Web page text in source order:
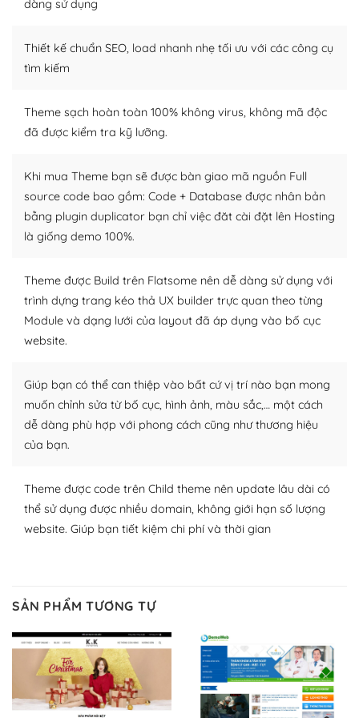
WordPress là nơi lưu trữ cho một diễn đàn cộng đồng
người cuồng tín WordPress.
Nếu bạn gặp khó khăn, bạn có thể lên mạng và tìm
lời, giải đáp vấn đề của bạn.
Cộng đồng sử dụng WordPress sẵn sàng hỗ trợ bạn
– Đa dạng plugin và themes
Plugin mở rộng là thành phần cài đặt thêm vào
WordPress để tăng thêm các tính năng cần thiết. Có
nhiều plugin trả phí hoặc miễn phí.
Nhờ lượng người dùng đông đảo, thư viện themes và
thích chọn lựa plugin và themes phù hợp cho mục đích
lập website của mình.
WordPress đa dạng plugin và themes
Với mọi Hosting bất kỳ thì WordPress đều có thể dễ
dàng thiết lập vì thực tế nó đã cung cấp khoảng 60%
trang web WordPress của bạn.
Dễ dàng lựa chọn Hosting cho website WordPress
– Bảo mật cực tốt
Vì WordPress hiện là nền tảng xây dựng trang web và
dàng sử dụng
Thiết kế chuẩn SEO, load nhanh nhẹ tối ưu với các công cụ
tìm kiếm
Theme sạch hoàn toàn 100% không virus, không mã độc
đã được kiểm tra kỹ lưỡng.
Khi mua Theme bạn sẽ được bàn giao mã nguồn Full
source code bao gồm: Code + Database được nhân bản
bằng plugin duplicator bạn chỉ việc đăt cài đặt lên Hosting
là giống demo 100%.
Theme được Build trên Flatsome nên dễ dàng sử dụng với
trình dựng trang kéo thả UX builder trực quan theo từng
Module và dạng lưới của layout đã áp dụng vào bố cục
website.
Giúp bạn có thể can thiệp vào bất cứ vị trí nào bạn mong
muốn chỉnh sửa từ bố cục, hình ảnh, màu sắc,… một cách
dễ dàng phù hợp với phong cách cũng như thương hiệu
của bạn.
Theme được code trên Child theme nên update lâu dài có
thể sử dụng được nhiều domain, không giới hạn số lượng
website. Giúp bạn tiết kiệm chi phí và thời gian
SẢN PHẨM TƯƠNG TỰ